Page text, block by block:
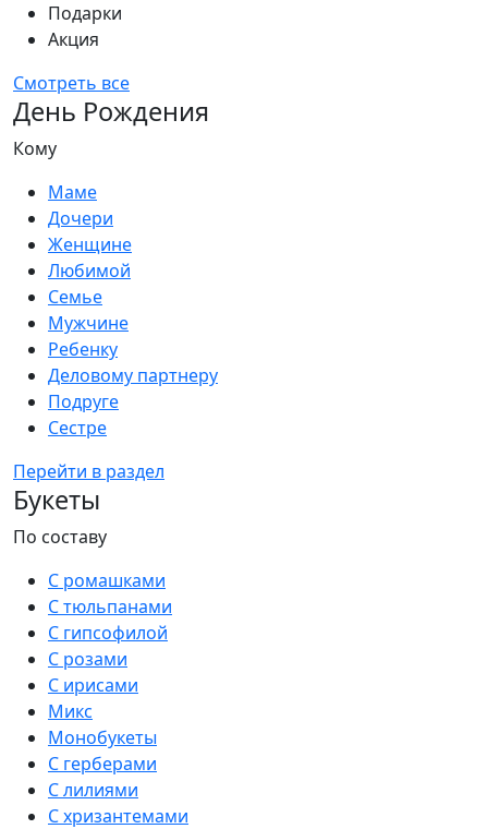
Подарки
Акция
Смотреть все
День Рождения
Кому
Маме
Дочери
Женщине
Любимой
Семье
Мужчине
Ребенку
Деловому партнеру
Подруге
Сестре
Перейти в раздел
Букеты
По составу
С ромашками
С тюльпанами
С гипсофилой
С розами
С ирисами
Микс
Монобукеты
С герберами
С лилиями
С хризантемами